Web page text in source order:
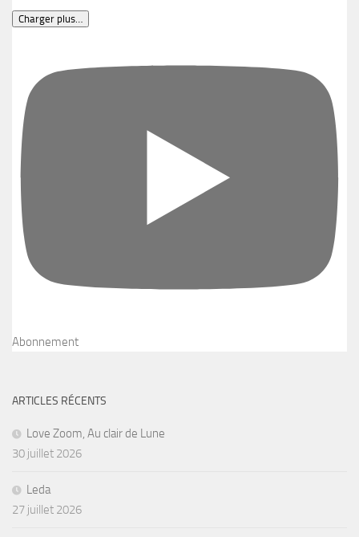
Charger plus…
Abonnement
ARTICLES RÉCENTS
Love Zoom, Au clair de Lune
30 juillet 2026
Leda
27 juillet 2026